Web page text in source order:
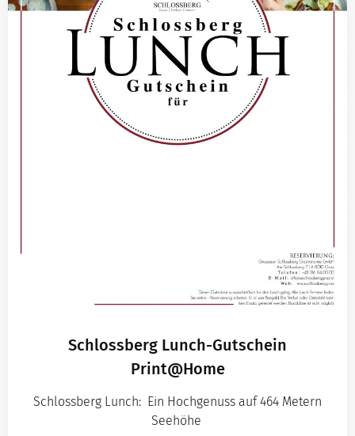
Schlossberg Lunch-Gutschein
Print@Home
Schlossberg Lunch: Ein Hochgenuss auf 464 Metern
Seehöhe